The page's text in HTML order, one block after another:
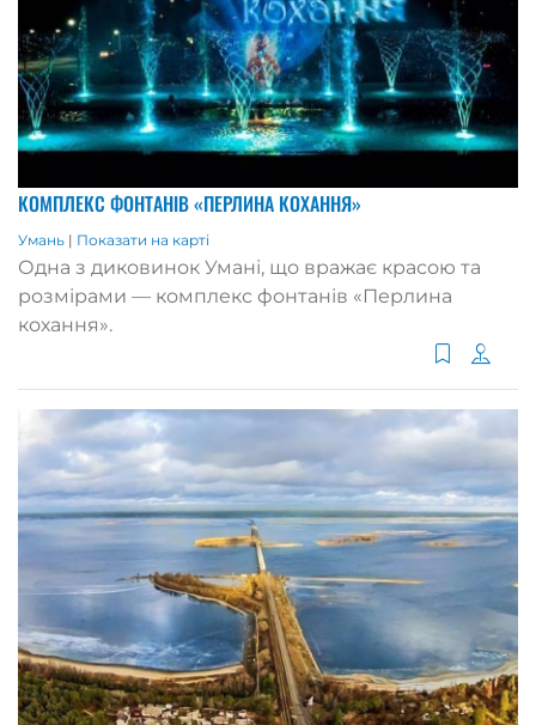
КОМПЛЕКС ФОНТАНІВ «ПЕРЛИНА КОХАННЯ»
Умань | Показати на карті
Одна з диковинок Умані, що вражає красою та
розмірами — комплекс фонтанів «Перлина
кохання».